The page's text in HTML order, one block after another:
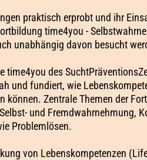
praktisch erprobt und ihr
time4you -
unabhängig davon besucht
time4you des
und fundiert, wie
können. Zentrale Themen der
und Fremdwahrnehmung,
Problemlösen.
von Lebenskompetenzen